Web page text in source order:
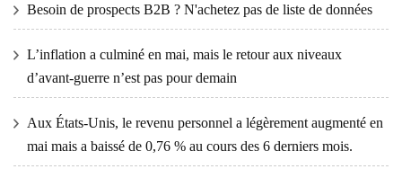
Besoin de prospects B2B ? N'achetez pas de liste de données
L’inflation a culminé en mai, mais le retour aux niveaux
d’avant-guerre n’est pas pour demain
Aux États-Unis, le revenu personnel a légèrement augmenté en
mai mais a baissé de 0,76 % au cours des 6 derniers mois.